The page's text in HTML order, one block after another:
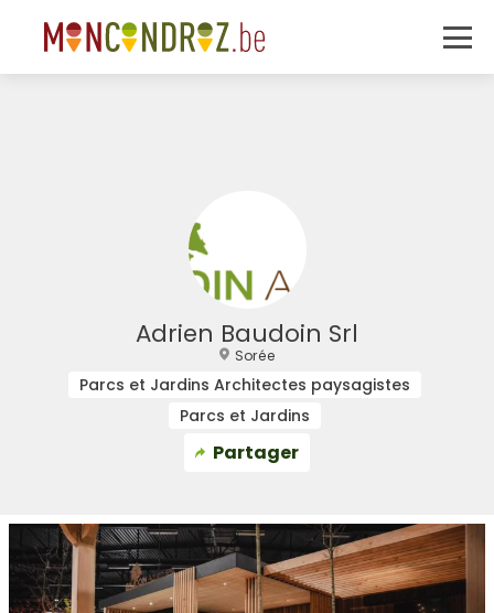
Adrien Baudoin Srl
Sorée
Parcs et Jardins Architectes paysagistes
Parcs et Jardins
Partager